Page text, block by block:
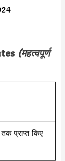
(महत्वपूर्ण
प्राप्त किए